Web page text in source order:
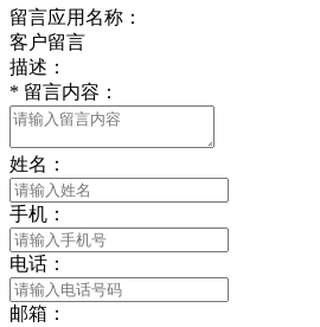
留言应用名称：
客户留言
描述：
* 留言内容：
姓名：
手机：
电话：
邮箱：